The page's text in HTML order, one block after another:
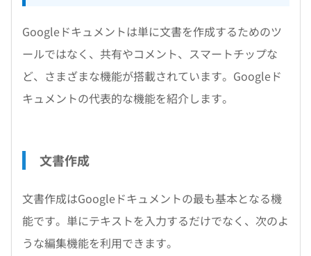
Googleドキュメントは単に文書を作成するためのツ
ールではなく、共有やコメント、スマートチップな
ど、さまざまな機能が搭載されています。Googleド
キュメントの代表的な機能を紹介します。
文書作成
文書作成はGoogleドキュメントの最も基本となる機
能です。単にテキストを入力するだけでなく、次のよ
うな編集機能を利用できます。